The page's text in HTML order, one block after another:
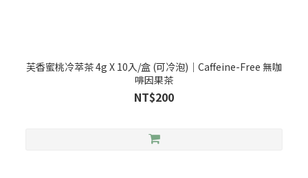
芙香蜜桃冷萃茶 4g X 10入/盒 (可冷泡)｜Caffeine-Free 無咖
啡因果茶
NT$200